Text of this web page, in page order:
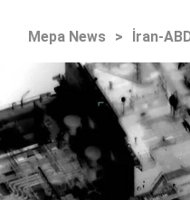
Mepa News > İran-